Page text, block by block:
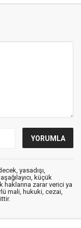
yasadışı,
küçük
zarar verici ya
mali, hukuki, cezai,